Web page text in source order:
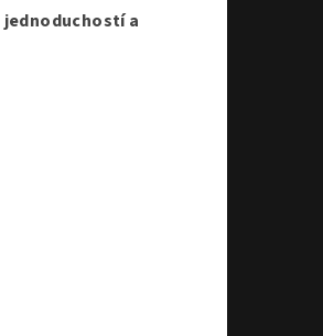
jednoduchostí a